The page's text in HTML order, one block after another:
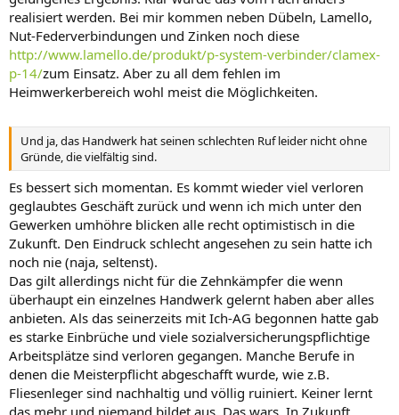
realisiert werden. Bei mir kommen neben Dübeln, Lamello,
Nut-Federverbindungen und Zinken noch diese
http://www.lamello.de/produkt/p-system-verbinder/clamex-
p-14/zum Einsatz. Aber zu all dem fehlen im
Heimwerkerbereich wohl meist die Möglichkeiten.
Und ja, das Handwerk hat seinen schlechten Ruf leider nicht ohne
Gründe, die vielfältig sind.
Es bessert sich momentan. Es kommt wieder viel verloren
geglaubtes Geschäft zurück und wenn ich mich unter den
Gewerken umhöhre blicken alle recht optimistisch in die
Zukunft. Den Eindruck schlecht angesehen zu sein hatte ich
noch nie (naja, seltenst).
Das gilt allerdings nicht für die Zehnkämpfer die wenn
überhaupt ein einzelnes Handwerk gelernt haben aber alles
anbieten. Als das seinerzeits mit Ich-AG begonnen hatte gab
es starke Einbrüche und viele sozialversicherungspflichtige
Arbeitsplätze sind verloren gegangen. Manche Berufe in
denen die Meisterpflicht abgeschafft wurde, wie z.B.
Fliesenleger sind nachhaltig und völlig ruiniert. Keiner lernt
das mehr und niemand bildet aus. Das wars. In Zukunft